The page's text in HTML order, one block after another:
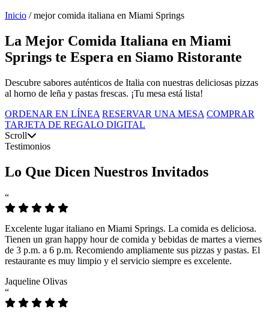
Inicio / mejor comida italiana en Miami Springs
La Mejor Comida Italiana en Miami
Springs te Espera en Siamo Ristorante
Descubre sabores auténticos de Italia con nuestras deliciosas pizzas
al horno de leña y pastas frescas. ¡Tu mesa está lista!
ORDENAR EN LÍNEA RESERVAR UNA MESA COMPRAR
TARJETA DE REGALO DIGITAL
Scroll
Testimonios
Lo Que Dicen Nuestros Invitados
“
Excelente lugar italiano en Miami Springs. La comida es deliciosa.
Tienen un gran happy hour de comida y bebidas de martes a viernes
de 3 p.m. a 6 p.m. Recomiendo ampliamente sus pizzas y pastas. El
restaurante es muy limpio y el servicio siempre es excelente.
Jaqueline Olivas
“